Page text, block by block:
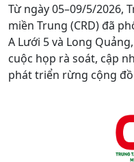
Từ ngày 05–09/5/2026,
miền Trung (CRD) đã
A Lưới 5 và Long
cuộc họp rà soát, cập
phát triển rừng cộng